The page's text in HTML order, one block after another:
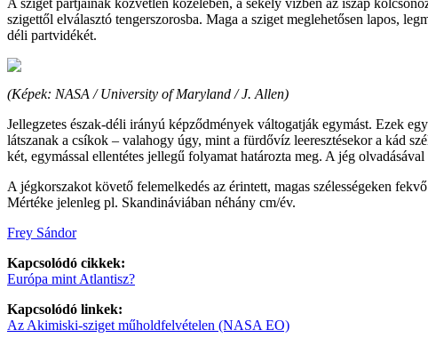
szigettől elválasztó tengerszorosba. Maga a sziget meglehetősen lapos,
déli partvidékét.
(Képek: NASA / University of Maryland / J. Allen)
Jellegzetes észak-déli irányú képződmények váltogatják egymást. Ezek
látszanak a csíkok – valahogy úgy, mint a fürdővíz leeresztésekor a kád
két, egymással ellentétes jellegű folyamat határozta meg. A jég
A jégkorszakot követő felemelkedés az érintett, magas szélességeken
Mértéke jelenleg pl. Skandináviában néhány cm/év.
Frey Sándor
Kapcsolódó cikkek:
Európa mint Atlantisz?
Kapcsolódó linkek:
Az Akimiski-sziget műholdfelvételen (NASA EO)